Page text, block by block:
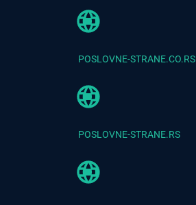
POSLOVNE-STRANE.CO.RS
POSLOVNE-STRANE.RS